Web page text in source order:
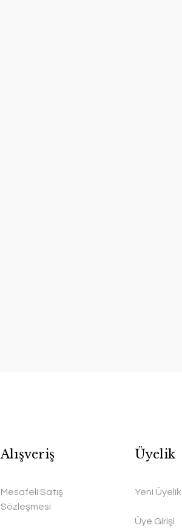
Alışveriş
Mesafeli Satış
Sözleşmesi
Üyelik
Yeni Üyelik
Üye Girişi